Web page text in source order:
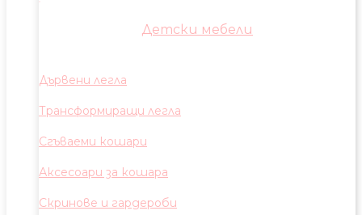
Детски мебели
Дървени легла
Трансформиращи легла
Сгъваеми кошари
Аксесоари за кошара
Скринове и гардероби